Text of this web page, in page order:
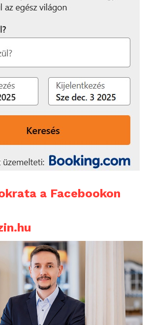
a Facebookon